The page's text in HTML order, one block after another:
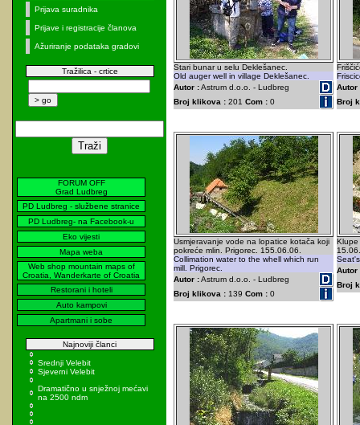
Prijava suradnika
Prijave i registracije članova
Ažuriranje podataka gradovi
Tražilica - crtice
FORUM OFF
Grad Ludbreg
PD Ludbreg - službene stranice
PD Ludbreg- na Facebook-u
Eko vijesti
Mapa weba
Web shop mountain maps of
Croatia, Wanderkarte of Croatia
Restorani i hoteli
Auto kampovi
Apartmani i sobe
Najnoviji članci
Srednji Velebit
Sjeverni Velebit
Dramatično u snježnoj mećavi
na 2500 ndm
Stari bunar u selu Deklešanec.
Old auger well in village Deklešanec.
Autor :Astrum d.o.o. - Ludbreg
Broj klikova : 201 Com : 0
Autor
Broj
Usmjeravanje vode na lopatice kotača koji
pokreće mlin. Prigorec. 155.06.06.
Collimation water to the whell which run
mill. Prigorec.
Autor :Astrum d.o.o. - Ludbreg
Broj klikova : 139 Com : 0
Klupe
Autor
Broj